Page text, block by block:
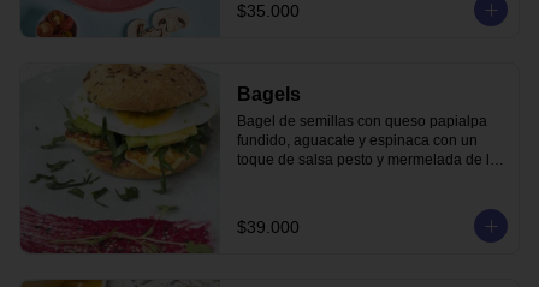
$35.000
Bagels
Bagel de semillas con queso papialpa
fundido, aguacate y espinaca con un
toque de salsa pesto y mermelada de la
$39.000